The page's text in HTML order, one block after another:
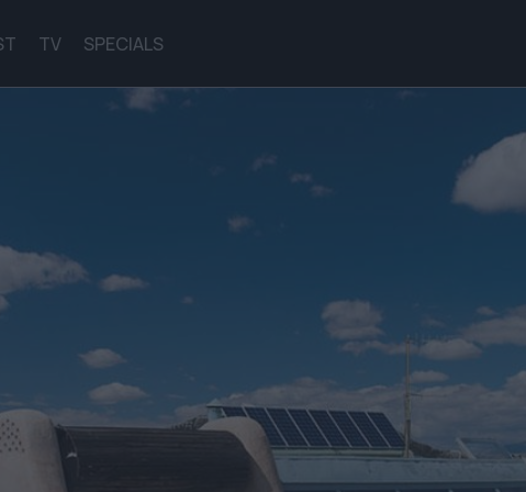
TV SPECIALS